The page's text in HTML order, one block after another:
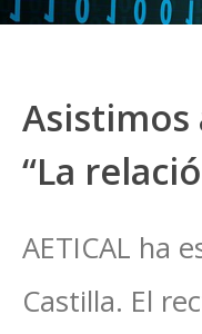
Asistimos
“La
AETICAL ha
Castilla. El